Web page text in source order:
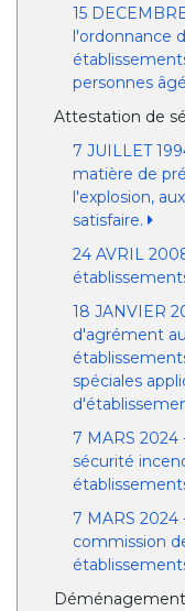
15
l'ordonnance
personnes
Attestation de
7 JUILLET
matière de
l'explosion,
satisfaire.
24 AVRIL
18 JANVIER
d'agrément
spéciales
7 MARS
sécurité
7 MARS
commission